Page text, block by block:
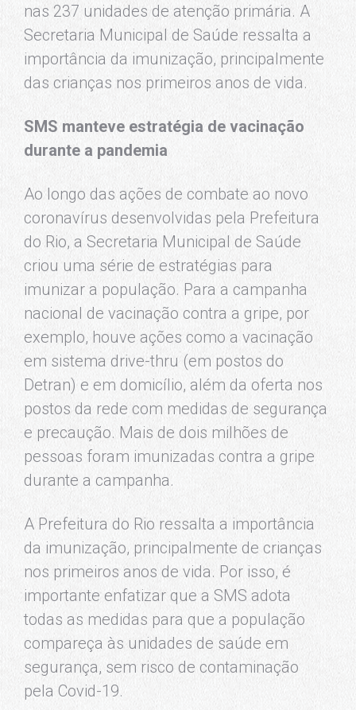
nas 237 unidades de atenção primária. A
Secretaria Municipal de Saúde ressalta a
importância da imunização, principalmente
das crianças nos primeiros anos de vida.
SMS manteve estratégia de vacinação
durante a pandemia
Ao longo das ações de combate ao novo
coronavírus desenvolvidas pela Prefeitura
do Rio, a Secretaria Municipal de Saúde
criou uma série de estratégias para
imunizar a população. Para a campanha
nacional de vacinação contra a gripe, por
exemplo, houve ações como a vacinação
em sistema drive-thru (em postos do
Detran) e em domicílio, além da oferta nos
postos da rede com medidas de segurança
e precaução. Mais de dois milhões de
pessoas foram imunizadas contra a gripe
durante a campanha.
A Prefeitura do Rio ressalta a importância
da imunização, principalmente de crianças
nos primeiros anos de vida. Por isso, é
importante enfatizar que a SMS adota
todas as medidas para que a população
compareça às unidades de saúde em
segurança, sem risco de contaminação
pela Covid-19.